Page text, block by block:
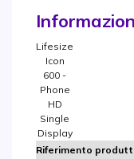
Lifesize
Icon
600 -
Phone
HD
Single
Display